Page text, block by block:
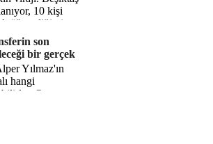
10 kişi
öğrendiğimiz
son
bir gerçek
Yılmaz'ın
hangi
O